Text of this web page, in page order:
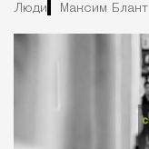
Люди Максим Блант